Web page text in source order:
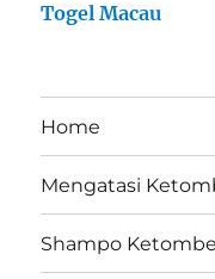
Togel Macau
Home
Mengatasi
Shampo Ketombe